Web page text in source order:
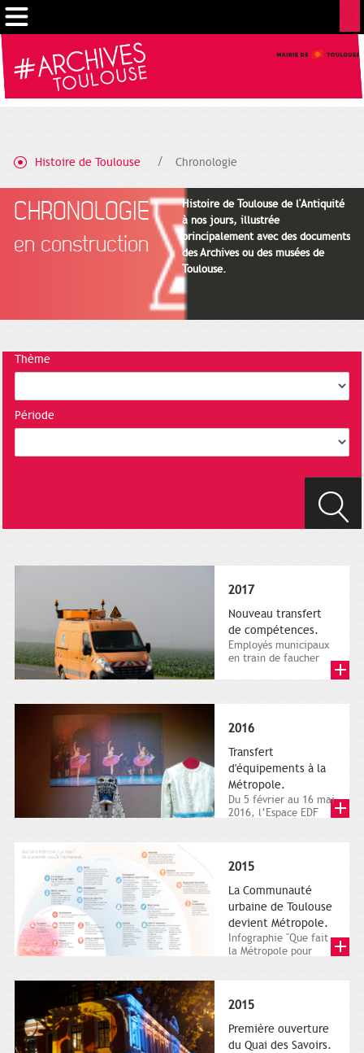
Histoire de Toulouse Chronologie
CHRONOLOGIE
en construction
Histoire de Toulouse de l'Antiquité
à nos jours, illustrée
principalement avec des documents
des Archives ou des musées de
Toulouse.
Thème
Période
2017
Nouveau transfert
de compétences.
Employés municipaux
en train de faucher
2016
Transfert
d'équipements à la
Métropole.
Du 5 février au 16 mai
2016, l’Espace EDF
2015
La Communauté
urbaine de Toulouse
devient Métropole.
Infographie "Que fait
la Métropole pour
2015
Première ouverture
du Quai des Savoirs.
Gestion de vos préférences sur les cookies